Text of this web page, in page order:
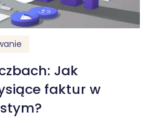
Jak
faktur w